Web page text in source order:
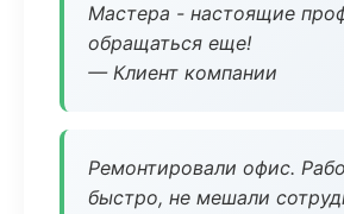
Мастера - настоящие
обращаться еще!
— Клиент компании
Ремонтировали офис.
быстро, не мешали